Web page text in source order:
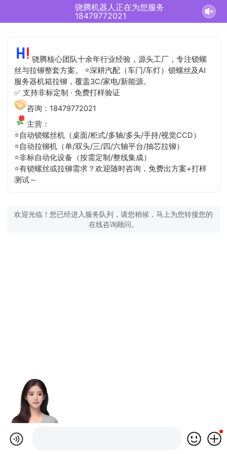
骁腾机器人正在为您服务
18479772021
骁腾核心团队十余年行业经验，源头工厂，专注锁螺
丝与拉铆整套方案。 ⭐深耕汽配（车门/车灯）锁螺丝及AI
服务器机箱拉铆，覆盖3C/家电/新能源。
✅ 支持非标定制 · 免费打样验证
咨询：18479772021
主营：
⭐自动锁螺丝机（桌面/柜式/多轴/多头/手持/视觉CCD）
⭐自动拉铆机（单/双头/三/四/六轴平台/抽芯拉铆）
⭐非标自动化设备（按需定制/整线集成）
⭐有锁螺丝或拉铆需求？欢迎随时咨询，免费出方案+打样
测试～
欢迎光临！您已经进入服务队列，请您稍候，马上为您转接您的
在线咨询顾问。